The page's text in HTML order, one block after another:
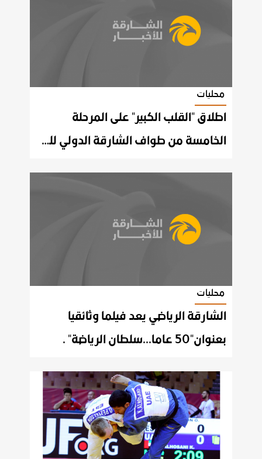
محليات
اطلاق "القلب الكبير" على المرحلة
الخامسة من طواف الشارقة الدولي للدراجات الهوائية
محليات
الشارقة الرياضي يعد فيلما وثائقيا
بعنوان"50 عاما...سلطان الرياضة" .